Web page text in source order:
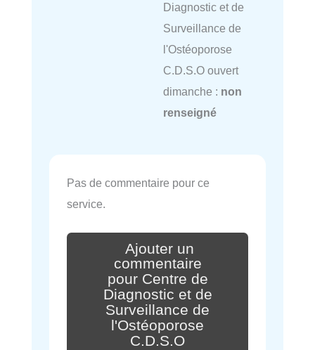
Diagnostic et de
Surveillance de
l'Ostéoporose
C.D.S.O ouvert
dimanche : non
renseigné
Pas de commentaire pour ce
service.
Ajouter un
commentaire
pour Centre de
Diagnostic et de
Surveillance de
l'Ostéoporose
C.D.S.O